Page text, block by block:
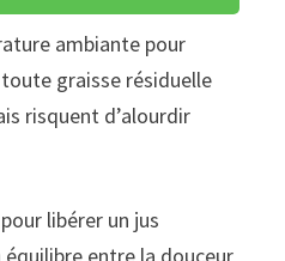
ambiante pour
graisse résiduelle
risquent d’alourdir
libérer un jus
entre la douceur